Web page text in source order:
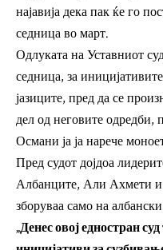
најавија дека пак ќе го
седница во март.
Одлуката на Уставниот
седница, за
јазиците, пред да се
дел од неговите одредби,
Османи ја ја нарече
Пред судот дојдоа
Албанците, Али Ахмети и
зборуваа само на албански
„Денес овој едностран